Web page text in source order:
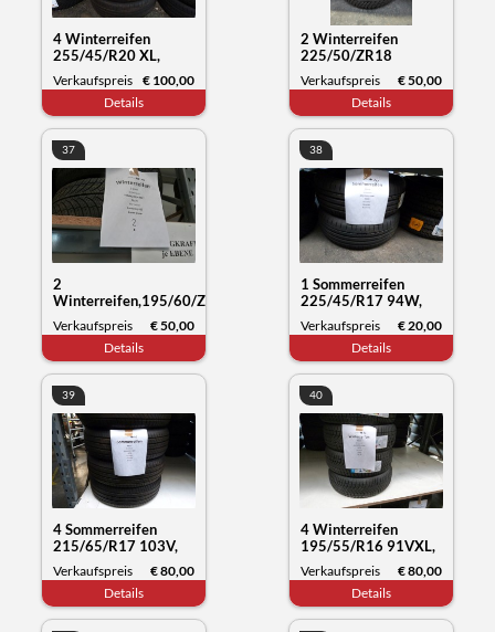
4 Winterreifen
255/45/R20 XL,
Kumho Tyre
Wintercraft WS71,
Datum 26/23
Verkaufspreis € 100,00
Details
2 Winterreifen
225/50/ZR18
99WXL, Syron
Everrest 1, Datum
Verkaufspreis
€ 50,00
Details
37
2
Winterreifen,195/60/ZR19
89HY, Fronwing A/S
Zuper snow, Datum
Verkaufspreis
€ 50,00
Details
38
1 Sommerreifen
225/45/R17 94W,
Westlake Zuper eco,
Datum 04/24
Verkaufspreis
€ 20,00
Details
39
4 Sommerreifen
215/65/R17 103V,
Michelin Primacy,
Datum 13/23
Verkaufspreis
€ 80,00
Details
40
4 Winterreifen
195/55/R16 91VXL,
Sunny NC501, Datum
50/23
Verkaufspreis
€ 80,00
Details